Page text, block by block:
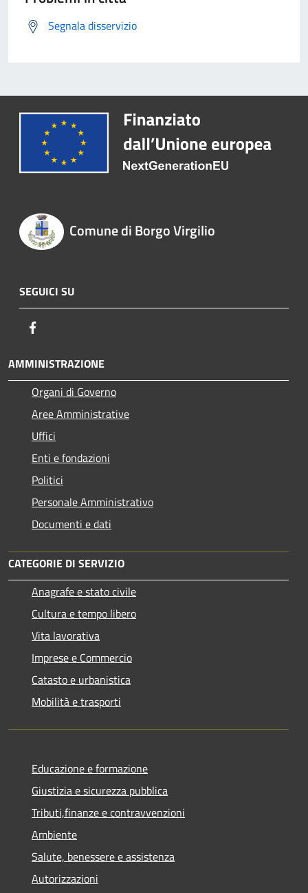
Segnala disservizio
Comune di Borgo Virgilio
SEGUICI SU
AMMINISTRAZIONE
Organi di Governo
Aree Amministrative
Uffici
Enti e fondazioni
Politici
Personale Amministrativo
Documenti e dati
CATEGORIE DI SERVIZIO
Anagrafe e stato civile
Cultura e tempo libero
Vita lavorativa
Imprese e Commercio
Catasto e urbanistica
Mobilità e trasporti
Educazione e formazione
Giustizia e sicurezza pubblica
Tributi,finanze e contravvenzioni
Ambiente
Salute, benessere e assistenza
Autorizzazioni